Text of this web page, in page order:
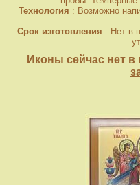
Технология : Возможно
Срок изготовления : Нет в
Иконы сейчас нет